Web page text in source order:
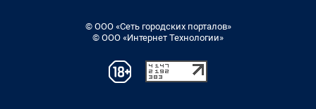
© ООО «Сеть городских порталов»
© ООО «Интернет Технологии»